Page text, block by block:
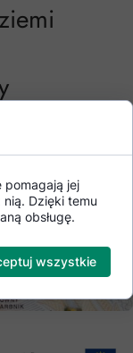
pomagają jej
Dzięki temu
obsługę.
wszystkie